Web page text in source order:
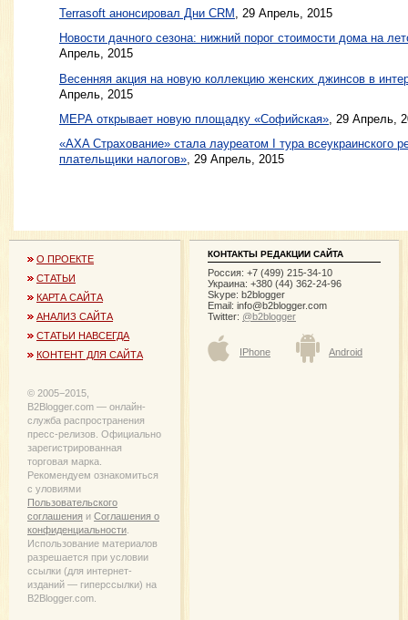
Terrasoft анонсировал Дни CRM , 29 Апрель, 2015
Новости дачного сезона: нижний порог стоимости дома на
Апрель, 2015
Весенняя акция на новую коллекцию женских джинсов в
Апрель, 2015
МЕРА открывает новую площадку «Софийская» , 29 Апрель,
«AXA Страхование» стала лауреатом I тура всеукраинского
плательщики налогов», 29 Апрель, 2015
О ПРОЕКТЕ
СТАТЬИ
КАРТА САЙТА
АНАЛИЗ САЙТА
СТАТЬИ НАВСЕГДА
КОНТЕНТ ДЛЯ САЙТА
© 2005−2015,
B2Blogger.com — онлайн-
служба распространения
пресс-релизов. Официально
зарегистрированная
торговая марка.
Рекомендуем ознакомиться
с уловиями
Пользовательского
соглашения и Соглашения о
конфиденциальности
Использование материалов
разрешается при условии
ссылки (для интернет-
изданий — гиперссылки) на
B2Blogger.com.
КОНТАКТЫ РЕДАКЦИИ САЙТА
Россия: +7 (499) 215-34-10
Украина: +380 (44) 362-24-96
Skype: b2blogger
Email: info@b2blogger.com
Twitter: @b2blogger
IPhone Android